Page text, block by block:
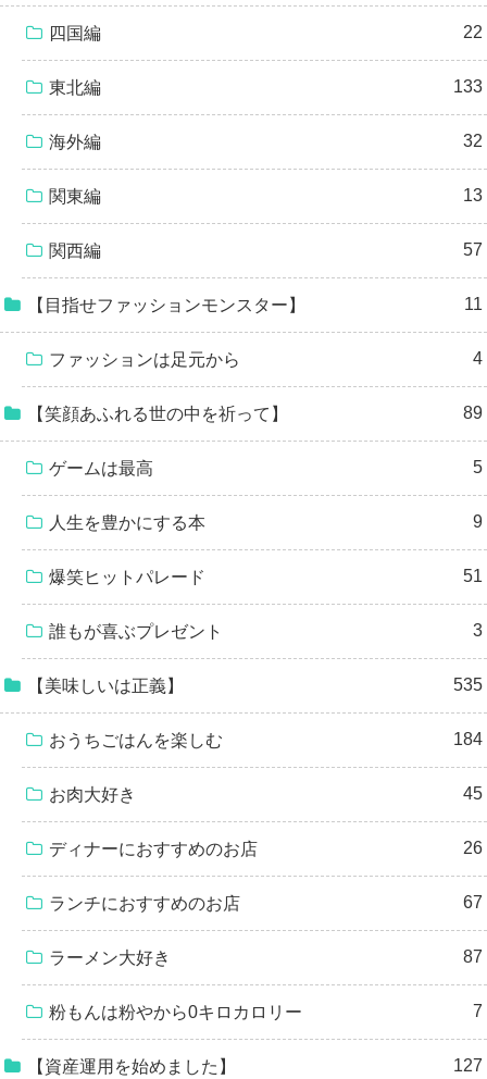
四国編 22
東北編 133
海外編 32
関東編 13
関西編 57
【目指せファッションモンスター】 11
ファッションは足元から 4
【笑顔あふれる世の中を祈って】 89
ゲームは最高 5
人生を豊かにする本 9
爆笑ヒットパレード 51
誰もが喜ぶプレゼント 3
【美味しいは正義】 535
おうちごはんを楽しむ 184
お肉大好き 45
ディナーにおすすめのお店 26
ランチにおすすめのお店 67
ラーメン大好き 87
粉もんは粉やから0キロカロリー 7
【資産運用を始めました】 127